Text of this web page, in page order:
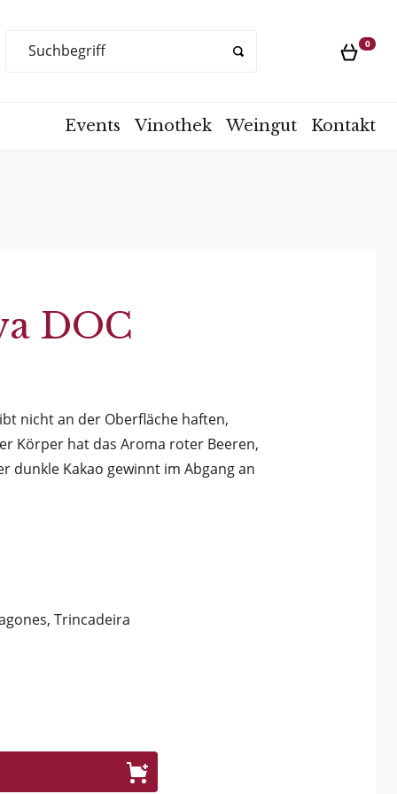
search 0
Events Vinothek Weingut Kontakt
DOC
nicht an der Oberfläche haften,
Körper hat das Aroma roter Beeren,
Kakao gewinnt im Abgang an
Trincadeira